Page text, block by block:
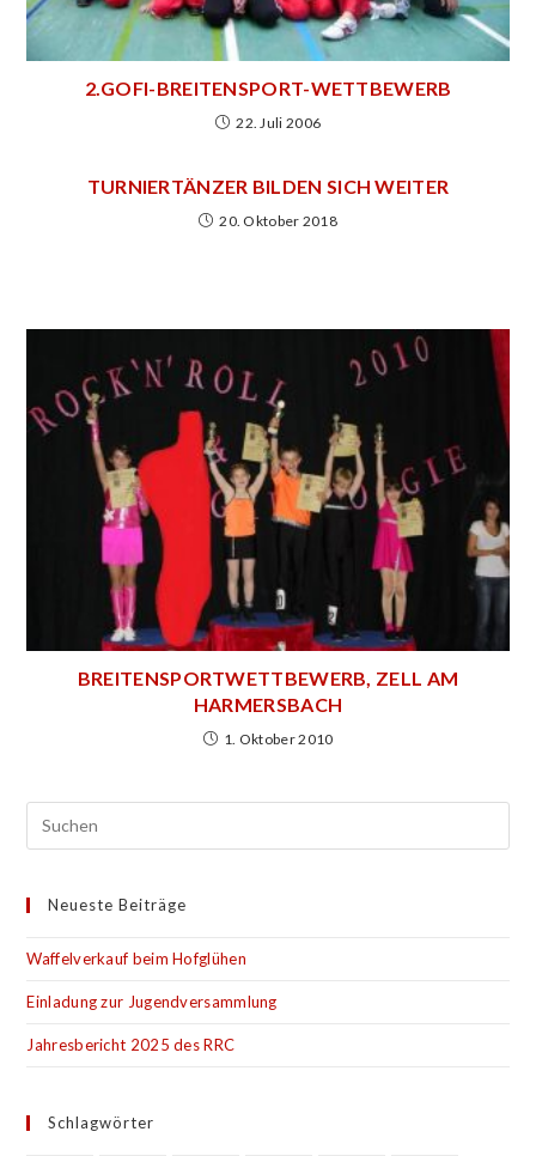
2.GOFI-BREITENSPORT-WETTBEWERB
22. Juli 2006
TURNIERTÄNZER BILDEN SICH WEITER
20. Oktober 2018
BREITENSPORTWETTBEWERB, ZELL AM
HARMERSBACH
1. Oktober 2010
Neueste Beiträge
Waffelverkauf beim Hofglühen
Einladung zur Jugendversammlung
Jahresbericht 2025 des RRC
Schlagwörter